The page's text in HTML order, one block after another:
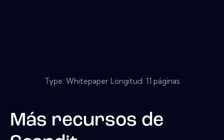
Type: Whitepaper Longitud: 11 páginas
Más recursos de